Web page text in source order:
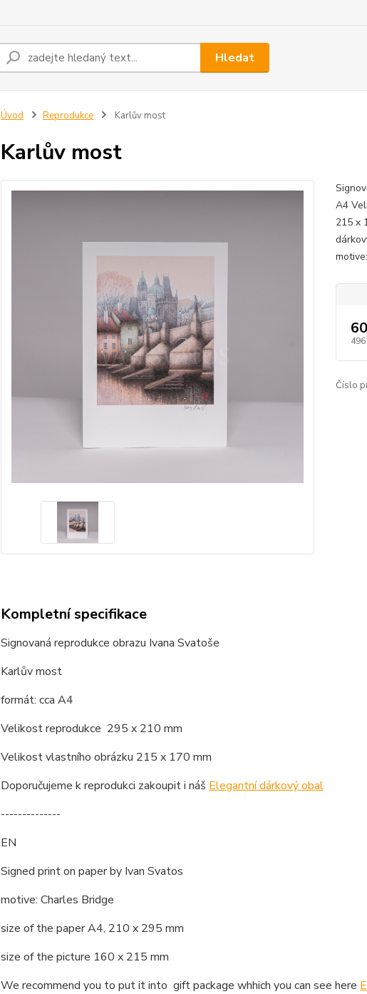
Hledat
Úvod Reprodukce Karlův most
Karlův most
A4
215 x
496
Číslo
Kompletní specifikace
Signovaná reprodukce obrazu Ivana Svatoše
Karlův most
formát: cca A4
Velikost reprodukce 295 x 210 mm
Velikost vlastního obrázku 215 x 170 mm
Doporučujeme k reprodukci zakoupit i náš Elegantní dárkový obal
--------------
EN
Signed print on paper by Ivan Svatos
motive: Charles Bridge
size of the paper A4, 210 x 295 mm
size of the picture 160 x 215 mm
We recommend you to put it into gift package whhich you can see here